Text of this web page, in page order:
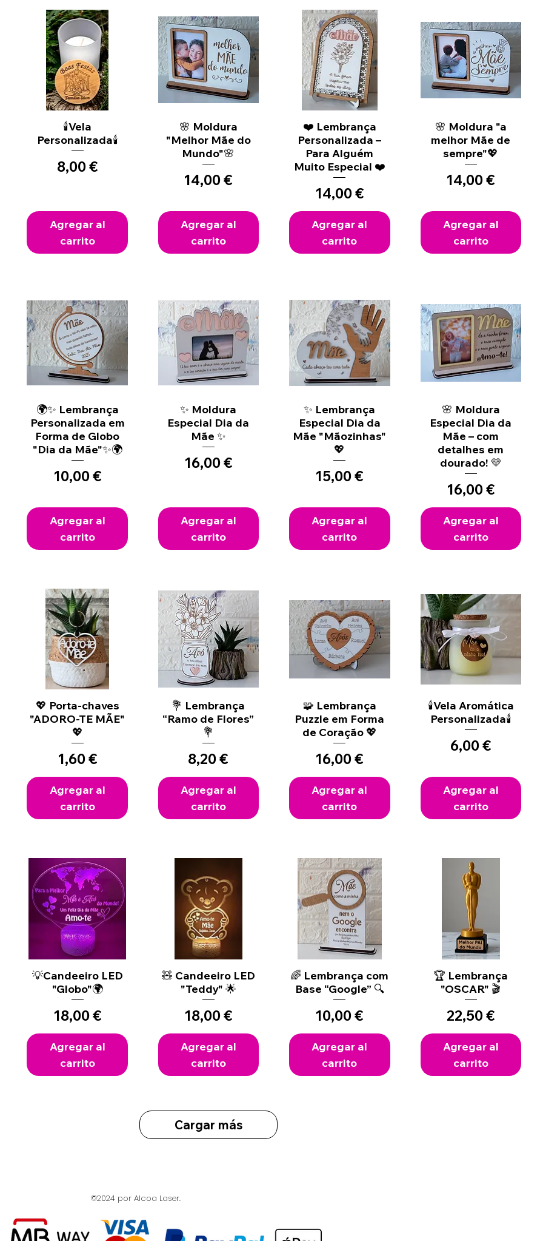
Vista rápida
🕯️Vela
Personalizada🕯️
Precio
8,00 €
Agregar al
carrito
Vista rápida
🌸 Moldura
"Melhor Mãe do
Mundo"🌸
Precio
14,00 €
Agregar al
carrito
Vista rápida
❤️ Lembrança
Personalizada –
Para Alguém
Muito Especial ❤️
Precio
14,00 €
Agregar al
carrito
Vista rápida
🌸 Moldura "a
melhor Mãe de
sempre"💖
Precio
14,00 €
Agregar al
carrito
Vista rápida
🌍✨ Lembrança
Personalizada em
Forma de Globo
"Dia da Mãe"✨🌍
Precio
10,00 €
Agregar al
carrito
Vista rápida
✨ Moldura
Especial Dia da
Mãe ✨
Precio
16,00 €
Agregar al
carrito
Vista rápida
✨ Lembrança
Especial Dia da
Mãe "Mãozinhas"
💖
Precio
15,00 €
Agregar al
carrito
Vista rápida
🌸 Moldura
Especial Dia da
Mãe – com
detalhes em
dourado! 💛
Precio
16,00 €
Agregar al
carrito
Vista rápida
💖 Porta-chaves
"ADORO-TE MÃE"
💖
Precio
1,60 €
Agregar al
carrito
Vista rápida
💐 Lembrança
“Ramo de Flores”
💐
Precio
8,20 €
Agregar al
carrito
Vista rápida
🧩 Lembrança
Puzzle em Forma
de Coração 💖
Precio
16,00 €
Agregar al
carrito
Vista rápida
🕯️Vela Aromática
Personalizada🕯️
Precio
6,00 €
Agregar al
carrito
Vista rápida
💡Candeeiro LED
"Globo"🌍
Precio
18,00 €
Agregar al
carrito
Vista rápida
🧸 Candeeiro LED
"Teddy" 🌟
Precio
18,00 €
Agregar al
carrito
Vista rápida
🌈 Lembrança com
Base “Google” 🔍
Precio
10,00 €
Agregar al
carrito
Vista rápida
🏆 Lembrança
"OSCAR" 🎬
Precio
22,50 €
Agregar al
carrito
Cargar más
©2024 por Alcoa Laser.